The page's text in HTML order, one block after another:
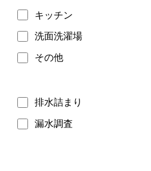
キッチン
洗面洗濯場
その他
排水詰まり
漏水調査